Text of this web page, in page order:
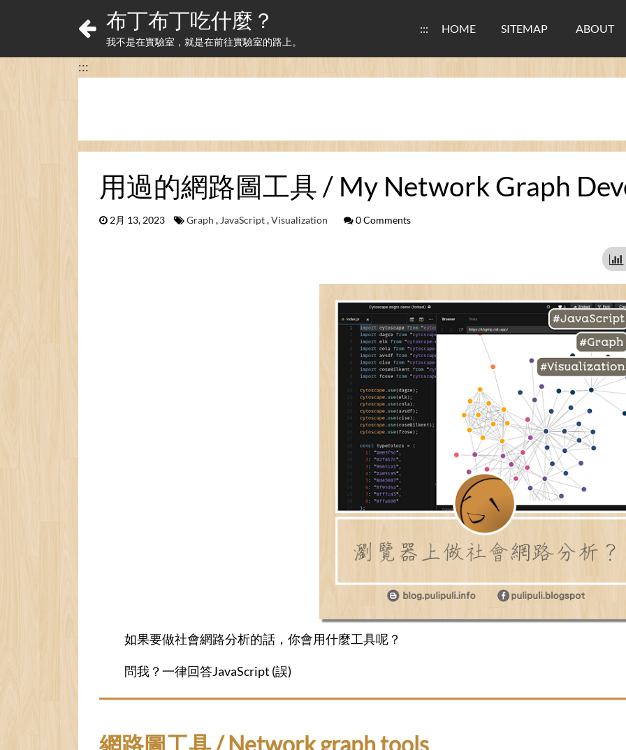
布丁布丁吃什麼？
我不是在實驗室，就是在前往實驗室的路上。
::: HOME SITEMAP ABOUT
:::
用過的網路圖工具 / My Network Graph
2月 13, 2023 Graph , JavaScript,Visualization 0 Comments
如果要做社會網路分析的話，你會用什麼工具呢？
問我？一律回答JavaScript (誤)
網路圖工具 / Network graph tools